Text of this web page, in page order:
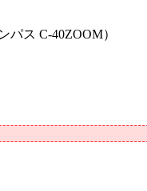
パス C-40ZOOM）